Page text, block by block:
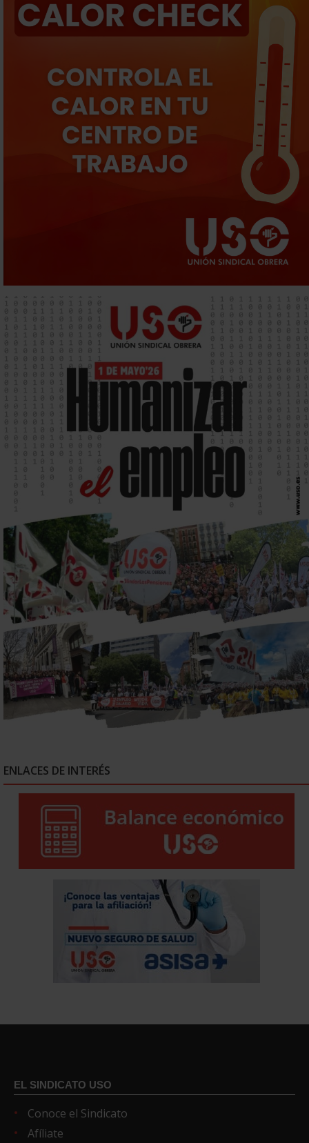
ENLACES DE INTERÉS
EL SINDICATO USO
Conoce el Sindicato
Afíliate